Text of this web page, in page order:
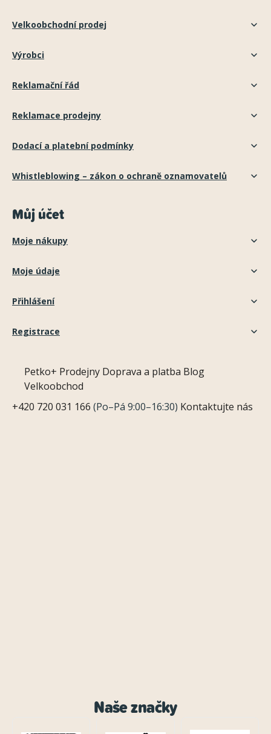
Velkoobchodní prodej
Výrobci
Reklamační řád
Reklamace prodejny
Dodací a platební podmínky
Whistleblowing – zákon o ochraně oznamovatelů
Můj účet
Moje nákupy
Moje údaje
Přihlášení
Registrace
Petko+ Prodejny Doprava a platba Blog
Velkoobchod
+420 720 031 166 (Po–Pá 9:00–16:30) Kontaktujte nás
Naše značky